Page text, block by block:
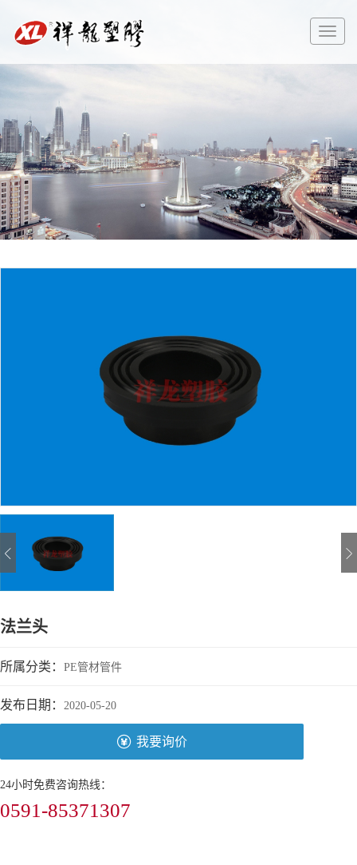
切
换
导
法兰头
所属分类： PE管材管件
发布日期： 2020-05-20
我要询价
24小时免费咨询热线：
0591-85371307